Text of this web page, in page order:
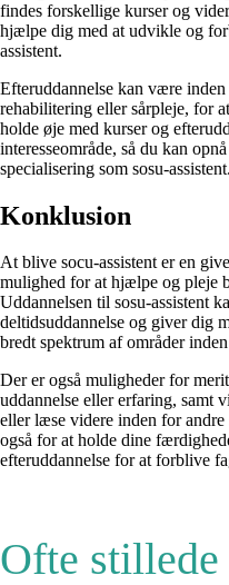
findes forskellige kurser og
hjælpe dig med at udvikle og
assistent.
Efteruddannelse kan være
rehabilitering eller sårpleje, for
holde øje med kurser og
interesseområde, så du kan
specialisering som sosu-assistent.
Konklusion
At blive socu-assistent er en
mulighed for at hjælpe og pleje
Uddannelsen til sosu-assistent
deltidsuddannelse og giver dig
bredt spektrum af områder
Der er også muligheder for
uddannelse eller erfaring, samt
eller læse videre inden for andre
også for at holde dine
efteruddannelse for at forblive
Ofte stillede